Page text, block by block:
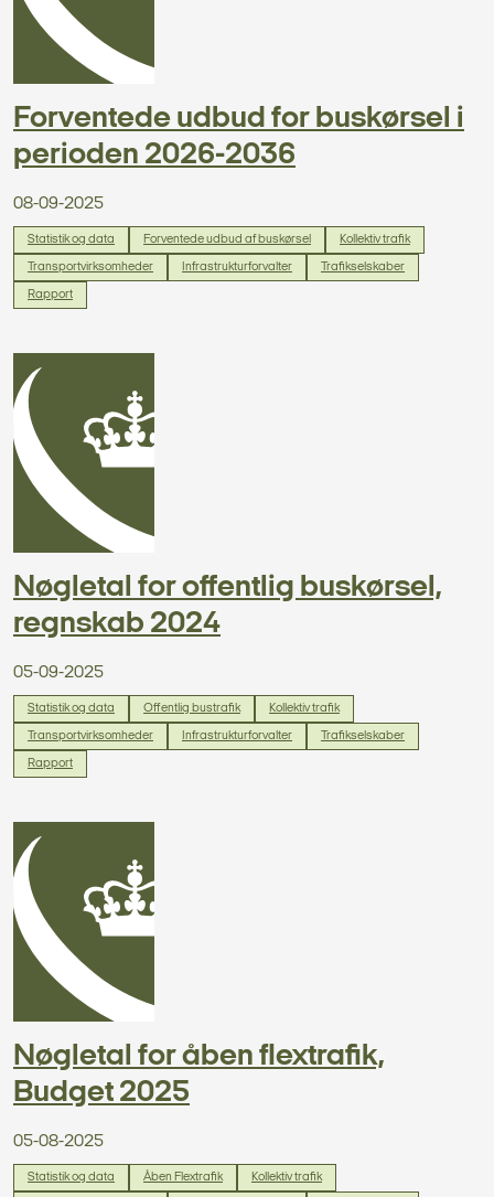
Forventede udbud for buskørsel i
perioden 2026-2036
08-09-2025
Statistik og data Forventede udbud af buskørsel Kollektiv trafik
Transportvirksomheder Infrastrukturforvalter Trafikselskaber
Rapport
Nøgletal for offentlig buskørsel,
regnskab 2024
05-09-2025
Statistik og data Offentlig bustrafik Kollektiv trafik
Transportvirksomheder Infrastrukturforvalter Trafikselskaber
Rapport
Nøgletal for åben flextrafik,
Budget 2025
05-08-2025
Statistik og data Åben Flextrafik Kollektiv trafik